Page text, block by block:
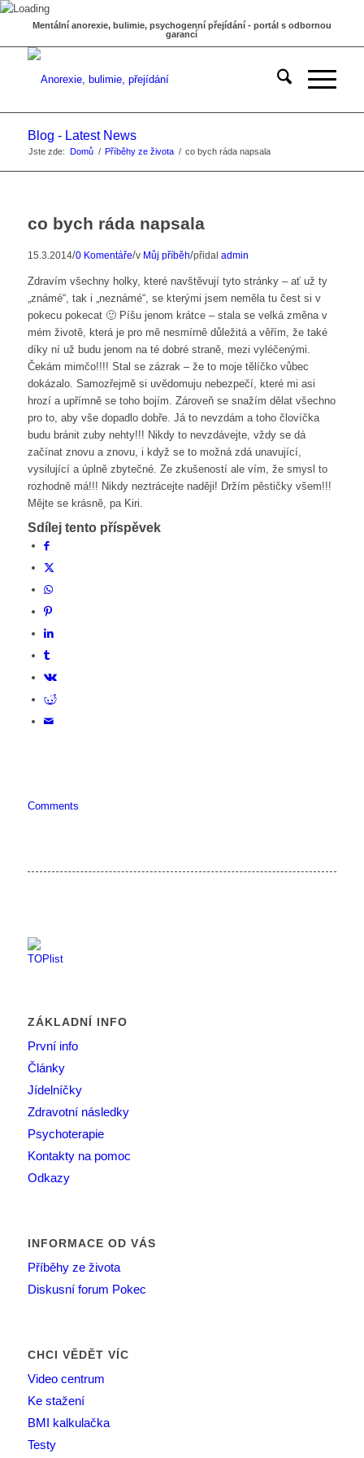
Mentální anorexie, bulimie, psychogenní přejídání - portál s odbornou
garancí
Blog - Latest News
Jste zde: Domů / Příběhy ze života / co bych ráda napsala
co bych ráda napsala
15.3.2014/0 Komentáře/v Můj příběh/přidal admin
Zdravím všechny holky, které navštěvují tyto stránky – ať už ty
„známé“, tak i „neznámé“, se kterými jsem neměla tu čest si v
pokecu pokecat 🙂 Píšu jenom krátce – stala se velká změna v
mém životě, která je pro mě nesmírně důležitá a věřím, že také
díky ní už budu jenom na té dobré straně, mezi vyléčenými.
Čekám mimčo!!!! Stal se zázrak – že to moje tělíčko vůbec
dokázalo. Samozřejmě si uvědomuju nebezpečí, které mi asi
hrozí a upřímně se toho bojím. Zároveň se snažím dělat všechno
pro to, aby vše dopadlo dobře. Já to nevzdám a toho človíčka
budu bránit zuby nehty!!! Nikdy to nevzdávejte, vždy se dá
začínat znovu a znovu, i když se to možná zdá unavující,
vysilující a úplně zbytečné. Ze zkušeností ale vím, že smysl to
rozhodně má!!! Nikdy neztrácejte naději! Držím pěstičky všem!!!
Mějte se krásně, pa Kiri.
Sdílej tento příspěvek
Comments
ZÁKLADNÍ INFO
První info
Články
Jídelníčky
Zdravotní následky
Psychoterapie
Kontakty na pomoc
Odkazy
INFORMACE OD VÁS
Příběhy ze života
Diskusní forum Pokec
CHCI VĚDĚT VÍC
Video centrum
Ke stažení
BMI kalkulačka
Testy